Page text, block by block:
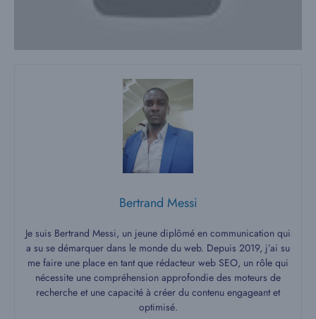
Bertrand Messi
Je suis Bertrand Messi, un jeune diplômé en communication qui
a su se démarquer dans le monde du web. Depuis 2019, j’ai su
me faire une place en tant que rédacteur web SEO, un rôle qui
nécessite une compréhension approfondie des moteurs de
recherche et une capacité à créer du contenu engageant et
optimisé.